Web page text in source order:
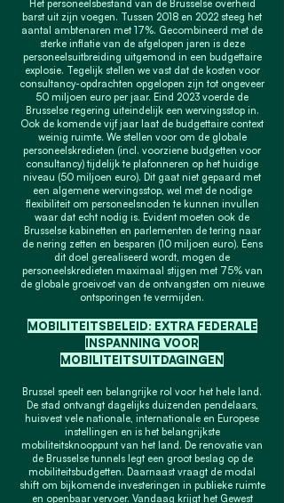
Het personeelsbestand van de Brusselse overheid
barst uit zijn voegen. Tussen 2018 en 2022 steeg het
aantal ambtenaren met 17%. Gecombineerd met de
sterke inflatie van de afgelopen jaren is deze
personeelsuitbreiding uitgemond in een budgettaire
explosie. Tegelijk stellen we vast dat de kosten voor
consultancy-opdrachten opgelopen zijn tot ongeveer
50 miljoen euro per jaar. Eind 2023 voerde de
Brusselse regering uiteindelijk een wervingsstop in.
Ook de komende vijf jaar laat de budgettaire context
weinig ruimte. We stellen voor om de globale
personeelskredieten (incl. voorziene budgetten voor
consultancy) tijdelijk te plafonneren op het huidige
niveau (50 miljoen euro). Dit gaat niet gepaard met
een algemene wervingsstop, wel met de nodige
flexibiliteit om personeelsnoden te kunnen invullen
waar dat echt nodig is. Evident moeten ook de
Brusselse kabinetten en parlementen de tering naar
de nering zetten en besparen (10 miljoen euro). Eens
dit doel gerealiseerd wordt, mogen de
personeelskredieten maximaal stijgen met 75% van
de globale groeivoet van de ontvangsten om nieuwe
ontsporingen te vermijden.
MOBILITEITSBELEID: EXTRA FEDERALE
INSPANNING VOOR
MOBILITEITSUITDAGINGEN
Brussel speelt een belangrijke rol voor het hele land.
De stad ontvangt dagelijks duizenden pendelaars,
huisvest vele nationale, internationale en Europese
instellingen en is het belangrijkste
mobiliteitsknooppunt van het land. De renovatie van
de Brusselse tunnels legt een groot beslag op de
mobiliteitsbudgetten. Daarnaast vraagt de modal
shift om bijkomende investeringen in publieke ruimte
en openbaar vervoer. Vandaag krijgt het Gewest